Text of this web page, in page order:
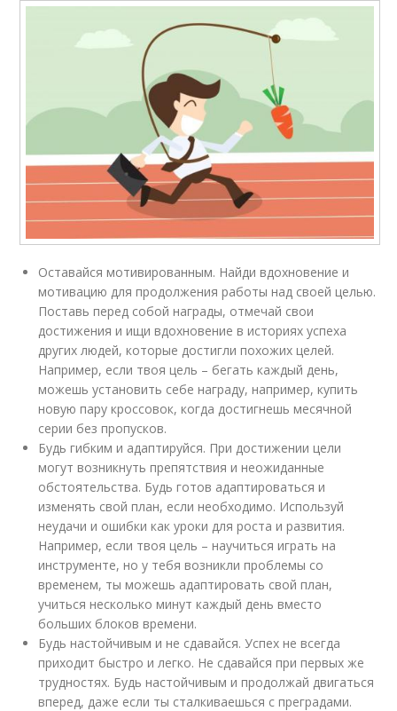
Оставайся мотивированным. Найди вдохновение и
мотивацию для продолжения работы над своей целью.
Поставь перед собой награды, отмечай свои
достижения и ищи вдохновение в историях успеха
других людей, которые достигли похожих целей.
Например, если твоя цель – бегать каждый день,
можешь установить себе награду, например, купить
новую пару кроссовок, когда достигнешь месячной
серии без пропусков.
Будь гибким и адаптируйся. При достижении цели
могут возникнуть препятствия и неожиданные
обстоятельства. Будь готов адаптироваться и
изменять свой план, если необходимо. Используй
неудачи и ошибки как уроки для роста и развития.
Например, если твоя цель – научиться играть на
инструменте, но у тебя возникли проблемы со
временем, ты можешь адаптировать свой план,
учиться несколько минут каждый день вместо
больших блоков времени.
Будь настойчивым и не сдавайся. Успех не всегда
приходит быстро и легко. Не сдавайся при первых же
трудностях. Будь настойчивым и продолжай двигаться
вперед, даже если ты сталкиваешься с преградами.